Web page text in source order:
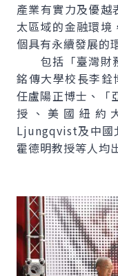
產業有實力及優越
太區域的金融環境
個具有永續發展的
包括「臺灣財務
銘傳大學校長李
任盧陽正博士、「
授、美國紐約
Ljungqvist及中國
霍德明教授等人均